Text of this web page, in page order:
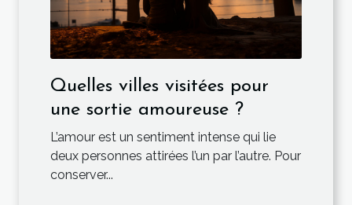
Quelles villes visitées pour
une sortie amoureuse ?
L’amour est un sentiment intense qui lie
deux personnes attirées l’un par l’autre. Pour
conserver...